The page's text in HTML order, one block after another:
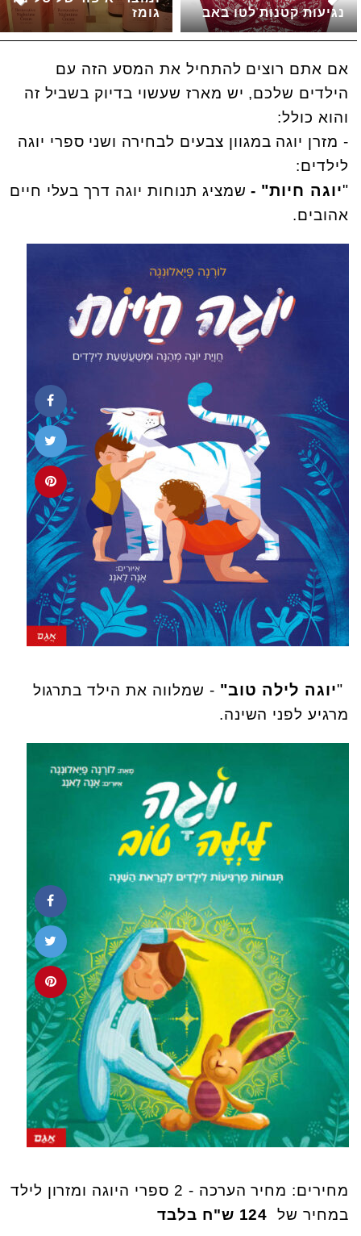
גומז
נגיעות קטנות לטו באב
אם אתם רוצים להתחיל את המסע הזה עם
הילדים שלכם, יש מארז שעשוי בדיוק בשביל זה
והוא כולל:
- מזרן יוגה במגוון צבעים לבחירה ושני ספרי יוגה
לילדים:
"יוגה חיות" - שמציג תנוחות יוגה דרך בעלי חיים
אהובים.
"יוגה לילה טוב" - שמלווה את הילד בתרגול
מרגיע לפני השינה.
מחירים: מחיר הערכה - 2 ספרי היוגה ומזרון לילד
במחיר של
ש"ח בלבד